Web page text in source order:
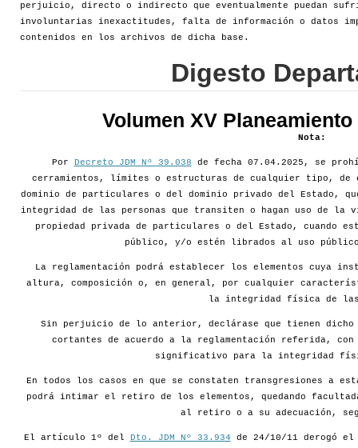
perjuicio, directo o indirecto que eventualmente puedan
involuntarias inexactitudes, falta de información o datos
contenidos en los archivos de dicha base.
Digesto
Volumen XV
Nota:
Por Decreto JDM Nº 39.038 de fecha 07.04.2025, se
cerramientos, límites o estructuras de cualquier tipo, de
dominio de particulares o del dominio privado del Estado,
integridad de las personas que transiten o hagan uso de la
propiedad privada de particulares o del Estado, cuando
público, y/o estén librados al uso
La reglamentación podrá establecer los elementos cuya
altura, composición o, en general, por cualquier
la integridad física de las
Sin perjuicio de lo anterior, declárase que tienen dicho
cortantes de acuerdo a la reglamentación referida,
significativo para la integridad
En todos los casos en que se constaten transgresiones a
podrá intimar el retiro de los elementos, quedando
al retiro o a su adecuación,
El artículo 1º del Dto. JDM Nº 33.934 de 24/10/11 derogó